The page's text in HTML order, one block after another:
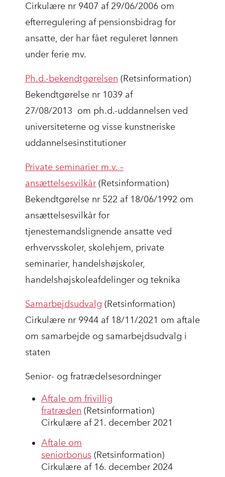
Cirkulære nr 9407 af 29/06/2006 om
efterregulering af pensionsbidrag for
ansatte, der har fået reguleret lønnen
under ferie mv.
Ph.d.-bekendtgørelsen (Retsinformation)
Bekendtgørelse nr 1039 af
27/08/2013 om ph.d.-uddannelsen ved
universiteterne og visse kunstneriske
uddannelsesinstitutioner
Private seminarier m.v. –
ansættelsesvilkår(Retsinformation)
Bekendtgørelse nr 522 af 18/06/1992 om
ansættelsesvilkår for
tjenestemandslignende ansatte ved
erhvervsskoler, skolehjem, private
seminarier, handelshøjskoler,
handelshøjskoleafdelinger og teknika
Samarbejdsudvalg (Retsinformation)
Cirkulære nr 9944 af 18/11/2021 om aftale
om samarbejde og samarbejdsudvalg i
staten
Senior- og fratrædelsesordninger
Aftale om frivillig
fratræden (Retsinformation)
Cirkulære af 21. december 2021
Aftale om
seniorbonus (Retsinformation)
Cirkulære af 16. december 2024